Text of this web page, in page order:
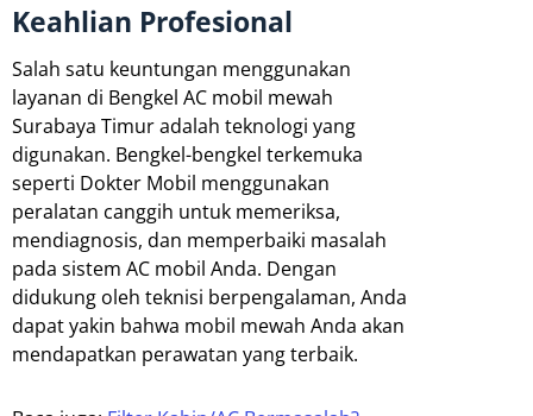
Keahlian Profesional
Salah satu keuntungan menggunakan
layanan di Bengkel AC mobil mewah
Surabaya Timur adalah teknologi yang
digunakan. Bengkel-bengkel terkemuka
seperti Dokter Mobil menggunakan
peralatan canggih untuk memeriksa,
mendiagnosis, dan memperbaiki masalah
pada sistem AC mobil Anda. Dengan
didukung oleh teknisi berpengalaman, Anda
dapat yakin bahwa mobil mewah Anda akan
mendapatkan perawatan yang terbaik.